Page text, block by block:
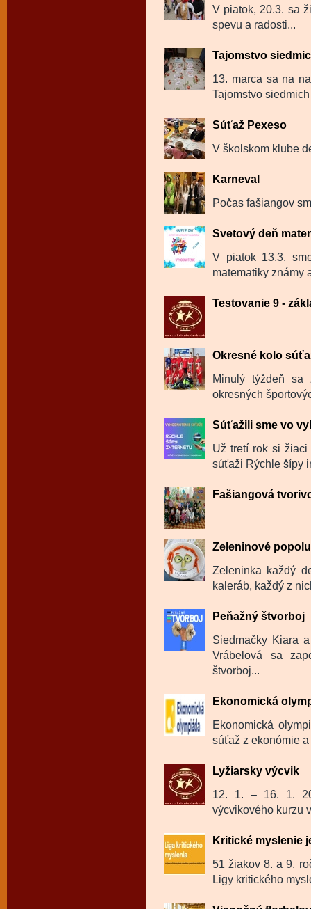
V piatok, 20.3. sa
spevu a radosti...
Tajomstvo
13. marca sa na
Tajomstvo
Súťaž Pexeso
V školskom klube
Karneval
Počas fašiangov
Svetový deň
V piatok 13.3.
matematiky známy
Testovanie 9 -
Okresné kolo
Minulý týždeň sa
okresných
Súťažili sme vo
Už tretí rok si
súťaži Rýchle šípy
Fašiangová
Zeleninové
Zeleninka každý
kaleráb, každý z
Peňažný štvorboj
Siedmačky Kiara
Vrábelová sa
štvorboj...
Ekonomická
Ekonomická
súťaž z ekonómie
Lyžiarsky výcvik
12. 1. – 16. 1.
výcvikového kurzu
Kritické myslenie
51 žiakov 8. a 9.
Ligy kritického